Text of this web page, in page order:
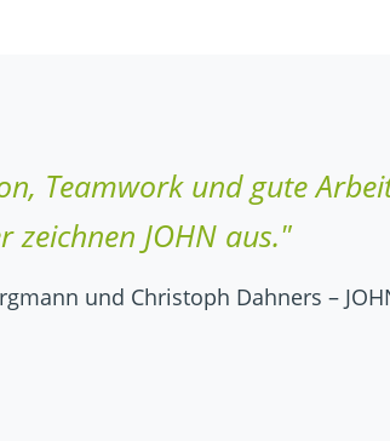
Teamwork und gute
zeichnen JOHN aus."
und Christoph Dahners –